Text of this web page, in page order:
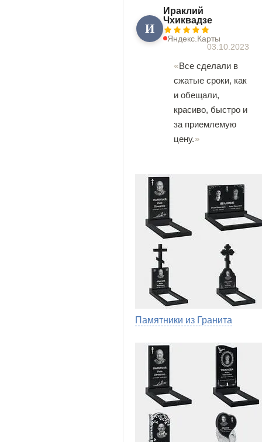
И
Ираклий
Чхиквадзе
Яндекс.Карты
03.10.2023
Все сделали в
сжатые сроки, как
и обещали,
красиво, быстро и
за приемлемую
цену.
Памятники из Гранита